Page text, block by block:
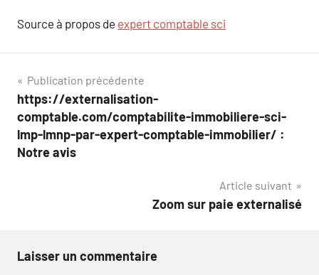
Source à propos de expert comptable sci
Navigation
de
l’article
Publication précédente
https://externalisation-
comptable.com/comptabilite-immobiliere-sci-
lmp-lmnp-par-expert-comptable-immobilier/ :
Notre avis
Article suivant
Zoom sur paie externalisé
Laisser un commentaire